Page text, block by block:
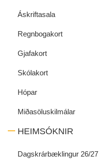
Áskriftasala
Regnbogakort
Gjafakort
Skólakort
Hópar
Miðasöluskilmálar
HEIMSÓKNIR
Dagskrárbæklingur 26/27